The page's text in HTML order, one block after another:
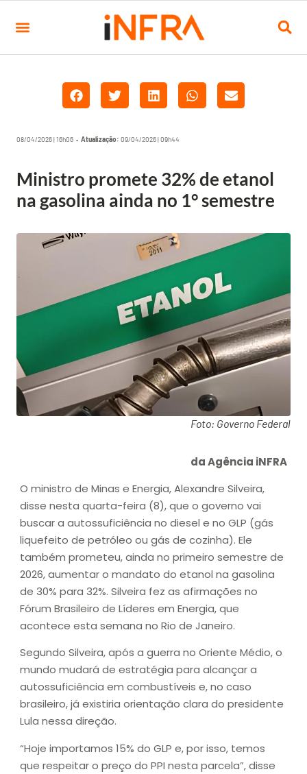
08/04/2026 | 16h06 • Atualização: 09/04/2026 | 09h44
Ministro promete 32% de etanol
na gasolina ainda no 1° semestre
Foto: Governo Federal
da Agência iNFRA
O ministro de Minas e Energia, Alexandre Silveira,
disse nesta quarta-feira (8), que o governo vai
buscar a autossuficiência no diesel e no GLP (gás
liquefeito de petróleo ou gás de cozinha). Ele
também prometeu, ainda no primeiro semestre de
2026, aumentar o mandato do etanol na gasolina
de 30% para 32%. Silveira fez as afirmações no
Fórum Brasileiro de Líderes em Energia, que
acontece esta semana no Rio de Janeiro.
Segundo Silveira, após a guerra no Oriente Médio, o
mundo mudará de estratégia para alcançar a
autossuficiência em combustíveis e, no caso
brasileiro, já existiria orientação clara do presidente
Lula nessa direção.
“Hoje importamos 15% do GLP e, por isso, temos
que respeitar o preço do PPI nesta parcela”, disse